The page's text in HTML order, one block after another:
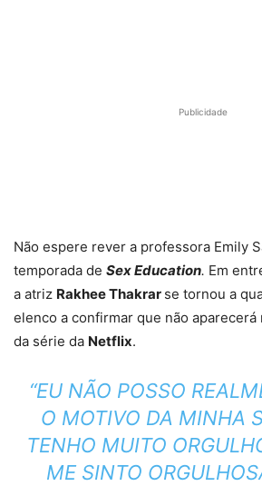
Publicidade
Não espere rever a professora Emily
temporada de Sex Education. Em
a atriz Rakhee Thakrar se tornou a
elenco a confirmar que não
da série da Netflix.
“EU NÃO POSSO
O MOTIVO DA MINHA
TENHO MUITO
ME SINTO